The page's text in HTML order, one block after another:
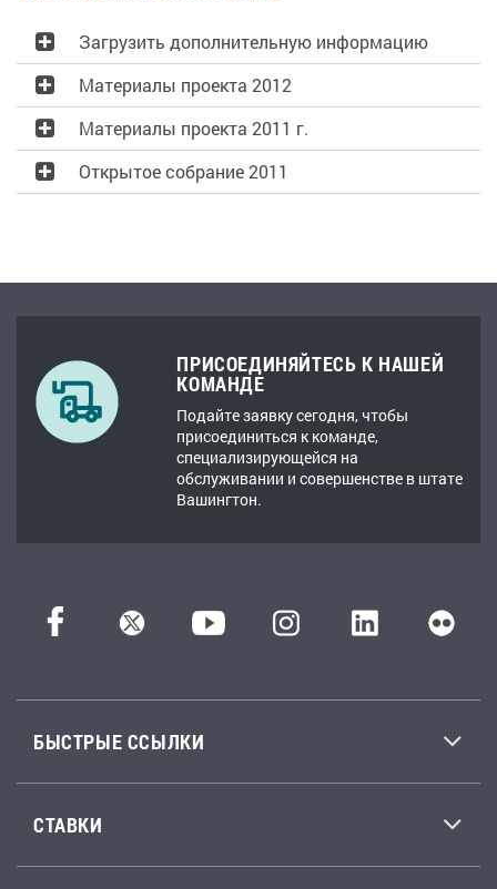
Загрузить дополнительную информацию
Материалы проекта 2012
Материалы проекта 2011 г.
Открытое собрание 2011
ПРИСОЕДИНЯЙТЕСЬ К НАШЕЙ
КОМАНДЕ
Подайте заявку сегодня, чтобы
присоединиться к команде,
специализирующейся на
обслуживании и совершенстве в штате
Вашингтон.
БЫСТРЫЕ ССЫЛКИ
СТАВКИ